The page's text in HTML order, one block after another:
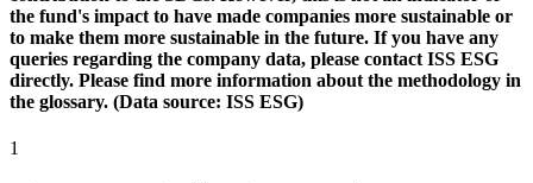
the fund's impact to have made companies more sustainable or
to make them more sustainable in the future. If you have any
queries regarding the company data, please contact ISS ESG
directly. Please find more information about the methodology in
the glossary. (Data source: ISS ESG)
1